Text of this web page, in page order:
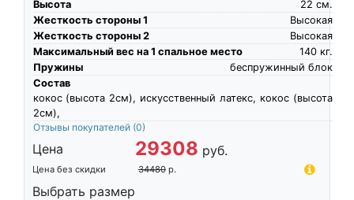
Высота см.
22
Жесткость стороны 1
Высокая
Жесткость стороны 2
Высокая
Максимальный вес на 1 спальное место
кг.
140
Пружины
беспружинный блок
Состав
кокос (высота 2см), искусственный латекс, кокос (высота
2см),
Отзывы покупателей (0)
Цена 29308 руб.
Цена без скидки 34480 р.
Выбрать размер